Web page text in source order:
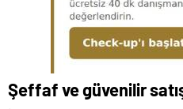
Şeffaf ve güvenilir